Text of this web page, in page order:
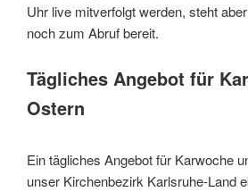
Uhr live mitverfolgt werden, steht
noch zum Abruf bereit.
Tägliches Angebot für
Ostern
Ein tägliches Angebot für Karwoche
unser Kirchenbezirk Karlsruhe-Land